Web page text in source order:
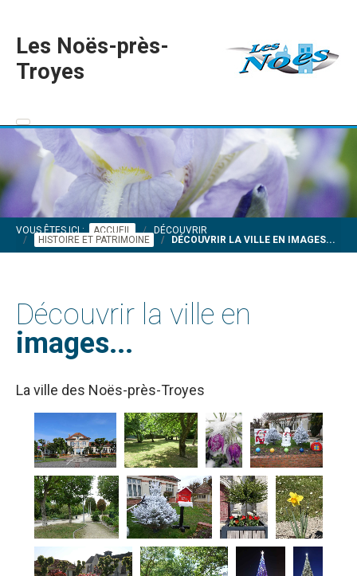
Les Noës-près-
Troyes
VOUS ÊTES ICI : ACCUEIL
DÉCOUVRIR
HISTOIRE ET PATRIMOINE
DÉCOUVRIR LA VILLE EN IMAGES...
Découvrir la ville en
images...
La ville des Noës-près-Troyes